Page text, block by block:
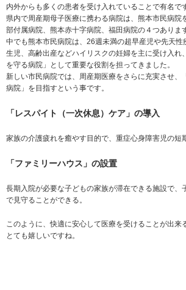
内外からも多くの患者を受け入れていることで有名で
県内で周産期母子医療に携わる病院は、熊本市民病院
部付属病院、熊本赤十字病院、福田病院の４つありま
中でも熊本市民病院は、26週未満の超早産児や先天性
生児、高齢出産などハイリスクの妊婦を主に受け入れ
を守る病院」として重要な役割を担ってきました。
新しい市民病院では、周産期医療をさらに充実させ、
病院」を目指すという事です。
「レスパイト（一次休息）ケア」の導入
家族の介護疲れを癒やす目的で、重症心身障害児の短
「ファミリーハウス」の設置
長期入院が必要な子どもの家族が滞在できる施設で、
で見守ることができる。
このように、快適に安心して医療を受けることが出来
とても嬉しいですね。